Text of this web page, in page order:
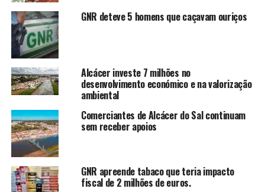
GNR deteve 5 homens que caçavam ouriços
Alcácer investe 7 milhões no
desenvolvimento económico e na valorização
ambiental
Comerciantes de Alcácer do Sal continuam
sem receber apoios
GNR apreende tabaco que teria impacto
fiscal de 2 milhões de euros.